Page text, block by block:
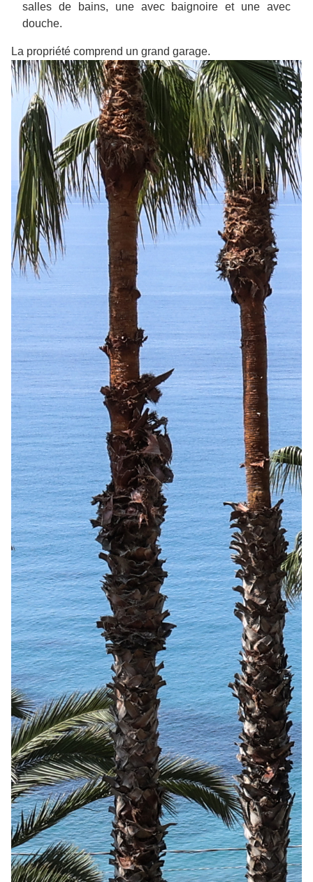
salles de bains, une avec baignoire et une avec
douche.
La propriété comprend un grand garage.